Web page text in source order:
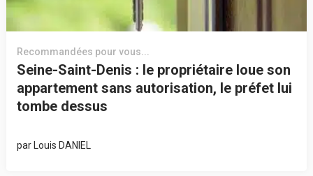
Recommandées pour vous...
Seine-Saint-Denis : le propriétaire loue son
appartement sans autorisation, le préfet lui
tombe dessus
par Louis DANIEL